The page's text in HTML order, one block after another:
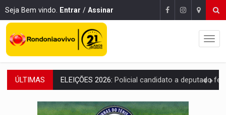
Seja Bem vindo. Entrar / Assinar
ÚLTIMAS Publicação Legal:AVISO DE LICITAÇÃO: PREGÃO ELETRÔNICO N.°
NO CASTANHEIRA:Denúncia de 'tribunal do crime' leva PM a prender